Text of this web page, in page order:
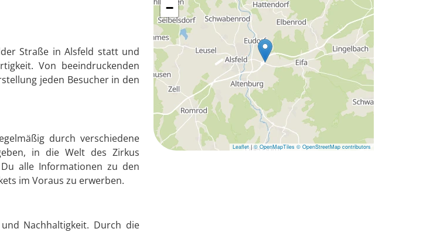
Straße in Alsfeld statt und
Von beeindruckenden
jeden Besucher in den
durch verschiedene
in die Welt des Zirkus
alle Informationen zu den
im Voraus zu erwerben.
Nachhaltigkeit. Durch die
−
Leaflet | © OpenMapTiles © OpenStreetMap contributors